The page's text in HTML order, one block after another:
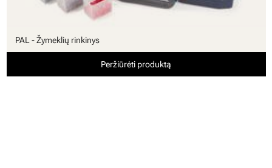
PAL - Žymeklių rinkinys
Peržiūrėti produktą